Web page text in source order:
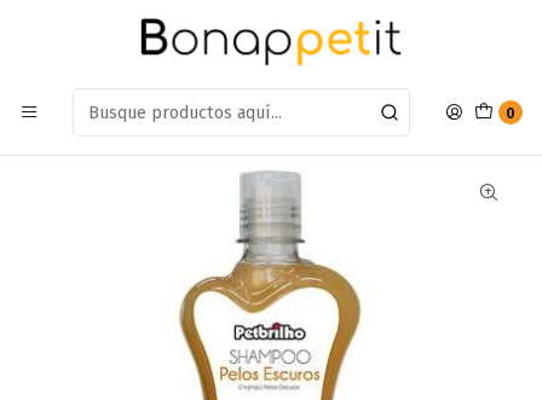
0
Estamos en: Antumalal 612, Quilicura Míranos en Maps
Shampoo Para Perros Petbrilho Pelos Oscuros